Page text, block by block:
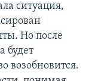
ситуация,
Но после
будет
возобновится.